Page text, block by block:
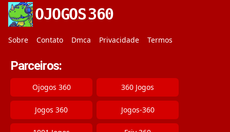
OJOGOS360
Sobre Contato Dmca Privacidade Termos
Parceiros:
Ojogos 360 360 Jogos
Jogos 360 Jogos-360